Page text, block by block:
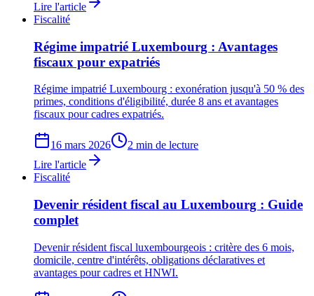
Lire l'article
Fiscalité
Régime impatrié Luxembourg : Avantages
fiscaux pour expatriés
Régime impatrié Luxembourg : exonération jusqu'à 50 % des
primes, conditions d'éligibilité, durée 8 ans et avantages
fiscaux pour cadres expatriés.
16 mars 2026
2 min de lecture
Lire l'article
Fiscalité
Devenir résident fiscal au Luxembourg : Guide
complet
Devenir résident fiscal luxembourgeois : critère des 6 mois,
domicile, centre d'intérêts, obligations déclaratives et
avantages pour cadres et HNWI.